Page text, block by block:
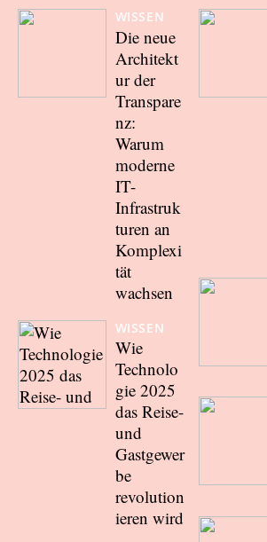
WISSEN
Die neue
Architekt
ur der
Transpare
nz:
Warum
moderne
IT-
Infrastruk
turen an
Komplexi
tät
wachsen
WISSEN
Wie
Technolo
gie 2025
das Reise-
und
Gastgewer
be
revolution
ieren wird